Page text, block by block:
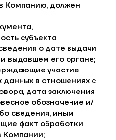
Компанию, должен
субъекта
о дате выдачи
выдавшем его органе;
участие
данных в отношениях с
дата заключения
обозначение и/
сведения, иным
факт обработки
Компании;